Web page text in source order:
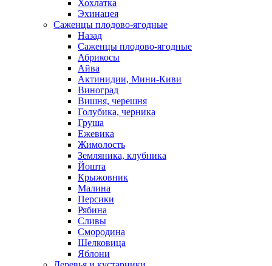
Хохлатка
Эхинацея
Саженцы плодово-ягодные
Назад
Саженцы плодово-ягодные
Абрикосы
Айва
Актинидии, Мини-Киви
Виноград
Вишня, черешня
Голубика, черника
Груша
Ежевика
Жимолость
Земляника, клубника
Йошта
Крыжовник
Малина
Персики
Рябина
Сливы
Смородина
Шелковица
Яблони